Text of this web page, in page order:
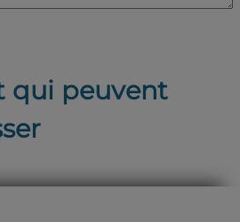
qui peuvent